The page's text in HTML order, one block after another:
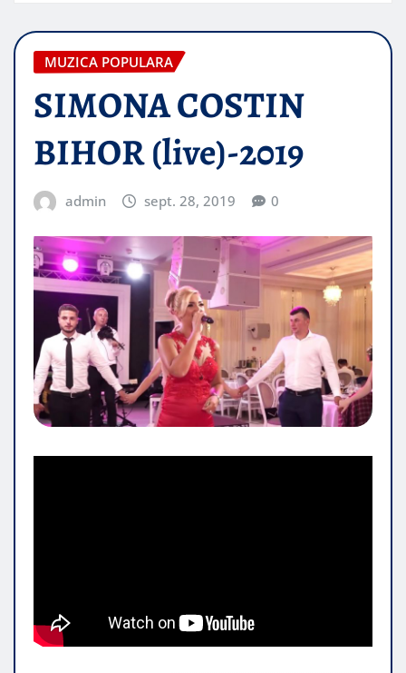
MUZICA POPULARA
SIMONA COSTIN
BIHOR (live)-2019
admin sept. 28, 2019 0